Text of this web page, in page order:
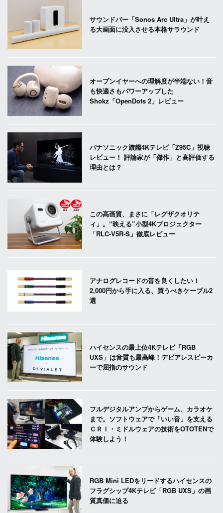
サウンドバー「Sonos Arc Ultra」が叶え
る大画面に没入させる本格サラウンド
オープンイヤーへの理解度が半端ない！音
も快適さもパワーアップした
Shokz「OpenDots 2」レビュー
パナソニック旗艦4Kテレビ「Z95C」視聴
レビュー！ 評論家が「傑作」と高評価する
理由とは？
この高画質、まさに「レグザクオリテ
ィ」。“映える”小型4Kプロジェクター
「RLC-V5R-S」徹底レビュー
アナログレコードの音を良くしたい！
2,000円から手に入る、買うべきケーブル2
選
ハイセンスの最上位4Kテレビ「RGB
UXS」は音質も最高峰！デビアレスピーカ
ーで屈指のサウンド
フルデジタルアンプからゲーム、カラオケ
まで。ソフトウェアで「いい音」を支える
ＣＲＩ・ミドルウェアの技術をOTOTENで
体験しよう！
RGB Mini LEDをリードするハイセンスの
フラグシップ4Kテレビ「RGB UXS」の画
質真価に迫る